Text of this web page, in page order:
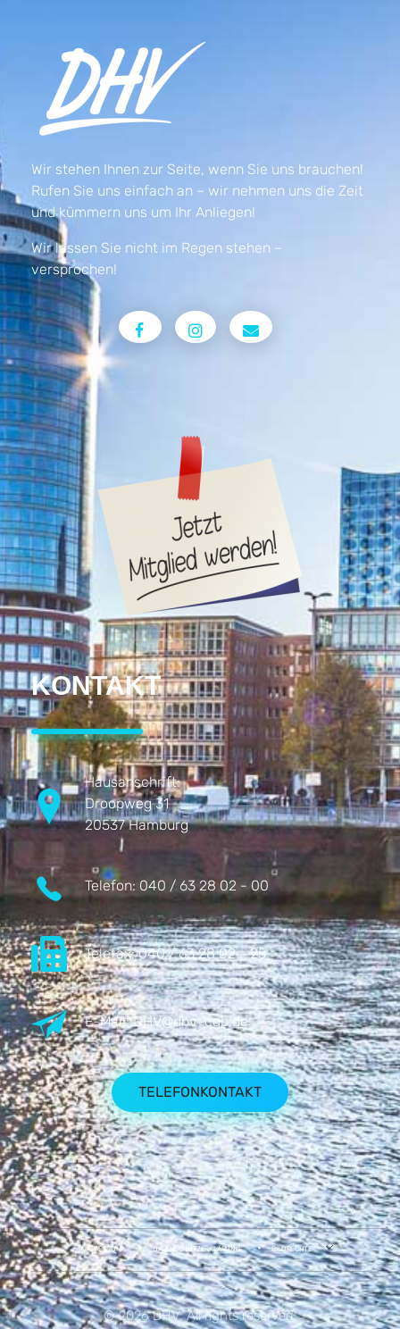
Wir stehen Ihnen zur Seite, wenn Sie uns brauchen!
Rufen Sie uns einfach an – wir nehmen uns die Zeit
und kümmern uns um Ihr Anliegen!
Wir lassen Sie nicht im Regen stehen –
versprochen!
KONTAKT
Hausanschrift:
Droopweg 31
20537 Hamburg
Telefon: 040 / 63 28 02 - 00
Telefax:040 / 63 28 02 - 25
E-Mail:DHV@dhv-cgb.de
TELEFONKONTAKT
IMPRESSUM DATENSCHUTZERKLÄRUNG BILDRECHTE
© 2026 DHV. All rights reserved.